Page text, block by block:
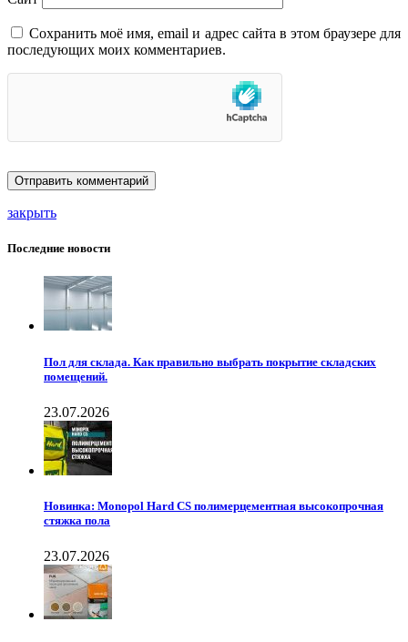
Сохранить моё имя, email и адрес сайта в этом браузере для
последующих моих комментариев.
закрыть
Последние новости
Пол для склада. Как правильно выбрать покрытие складских
помещений.
23.07.2026
Новинка: Monopol Hard CS полимерцементная высокопрочная
стяжка пола
23.07.2026